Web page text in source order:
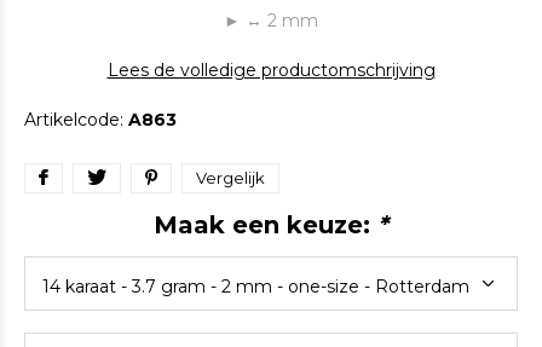
► ↔ 2 mm
Lees de volledige productomschrijving
Artikelcode: A863
Vergelijk
Maak een keuze: *